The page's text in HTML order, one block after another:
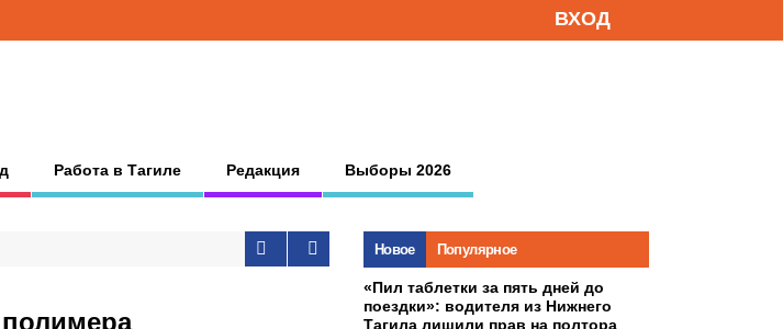
ВХОД
Работа в Тагиле Редакция Выборы 2026
полимера
Новое Популярное
«Пил таблетки за пять дней до
поездки»: водителя из Нижнего
Тагила лишили прав на полтора